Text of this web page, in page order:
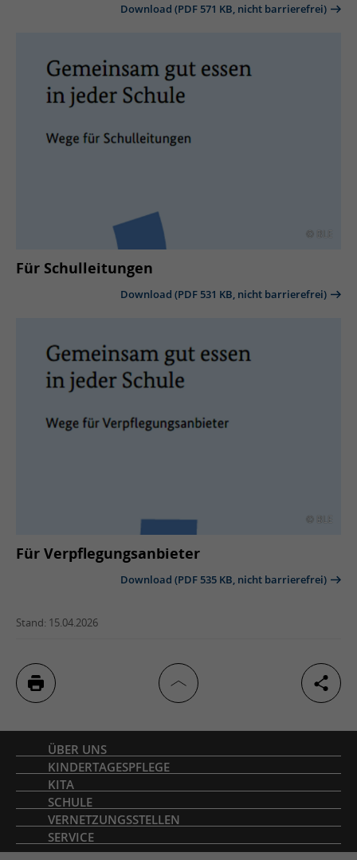
Download (PDF 571 KB, nicht barrierefrei)
© BLE
Für Schulleitungen
Download (PDF 531 KB, nicht barrierefrei)
© BLE
Für Verpflegungsanbieter
Download (PDF 535 KB, nicht barrierefrei)
Stand: 15.04.2026
Inhaltsverzeichnis
ÜBER UNS
KINDERTAGESPFLEGE
KITA
SCHULE
VERNETZUNGSSTELLEN
SERVICE